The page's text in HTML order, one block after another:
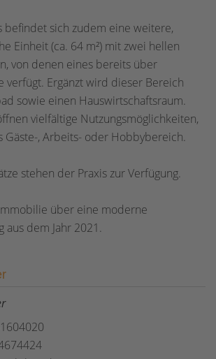
befindet sich zudem eine weitere,
Einheit (ca. 64 m²) mit zwei hellen
von denen eines bereits über
verfügt. Ergänzt wird dieser Bereich
sowie einen Hauswirtschaftsraum.
vielfältige Nutzungsmöglichkeiten,
Gäste-, Arbeits- oder Hobbybereich.
stehen der Praxis zur Verfügung.
über eine moderne
aus dem Jahr 2021.